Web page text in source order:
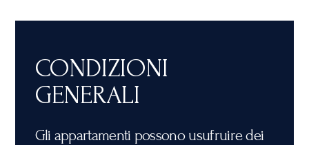
CONDIZIONI
GENERALI
Gli appartamenti possono usufruire dei